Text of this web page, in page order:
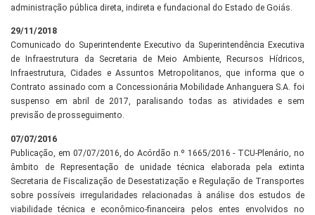
administração pública direta, indireta e fundacional do Estado de Goiás.
29/11/2018
Comunicado do Superintendente Executivo da Superintendência Executiva
de Infraestrutura da Secretaria de Meio Ambiente, Recursos Hídricos,
Infraestrutura, Cidades e Assuntos Metropolitanos, que informa que o
Contrato assinado com a Concessionária Mobilidade Anhanguera S.A. foi
suspenso em abril de 2017, paralisando todas as atividades e sem
previsão de prosseguimento.
07/07/2016
Publicação, em 07/07/2016, do Acórdão n.º 1665/2016 - TCU-Plenário, no
âmbito de Representação de unidade técnica elaborada pela extinta
Secretaria de Fiscalização de Desestatização e Regulação de Transportes
sobre possíveis irregularidades relacionadas à análise dos estudos de
viabilidade técnica e econômico-financeira pelos entes envolvidos no